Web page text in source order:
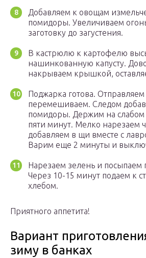
Добавляем к овощам
помидоры. Увеличиваем
заготовку до загустения.
В кастрюлю к картофелю
нашинкованную капусту.
накрываем крышкой,
Поджарка готова.
перемешиваем. Следом
помидоры. Держим на слабом
пяти минут. Мелко нарезаем
добавляем в щи вместе с
Варим еще 2 минуты и
Нарезаем зелень и посыпаем
Через 10-15 минут подаем к
хлебом.
Приятного аппетита!
Вариант
зиму в банках